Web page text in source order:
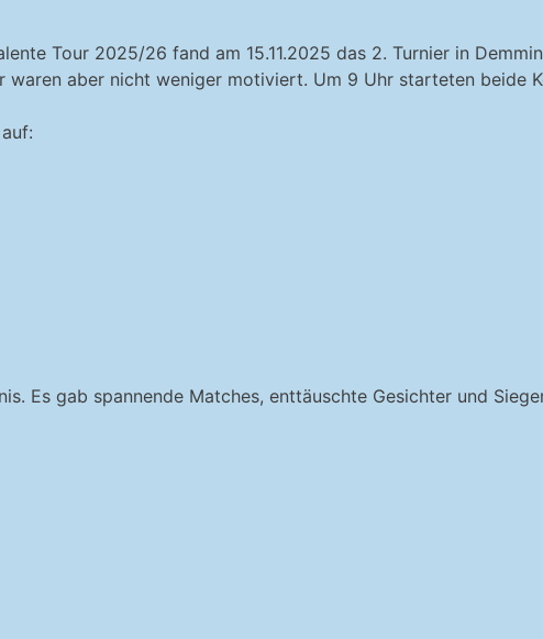
Tour 2025/26 fand am 15.11.2025 das 2. Turnier in
aber nicht weniger motiviert. Um 9 Uhr starteten beide
Es gab spannende Matches, enttäuschte Gesichter und